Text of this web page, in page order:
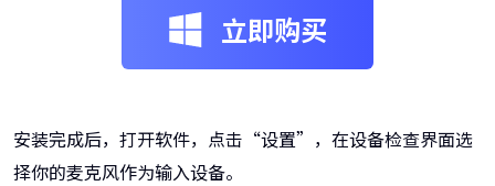
立即购买
安装完成后，打开软件，点击“设置”，在设备检查界面选
择你的麦克风作为输入设备。